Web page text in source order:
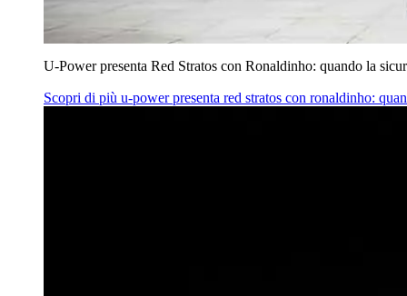
U‑Power presenta Red Stratos con Ronaldinho: quando la
Scopri di più u‑power presenta red stratos con ronaldinho: